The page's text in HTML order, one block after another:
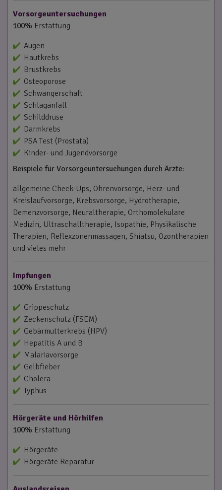
Vorsorgeuntersuchungen
100% Erstattung
Augen
Hautkrebs
Brustkrebs
Osteoporose
Schwangerschaft
Schlaganfall
Schilddrüse
Darmkrebs
PSA Test (Prostata)
Kinder- und Jugendvorsorge
Beispiele für Vorsorgeuntersuchungen durch Ärzte:
allgemeine Check-Ups, Ohrenvorsorge, Herz- und
Kreislaufvorsorge, Krebsvorsorge, Hydrotherapie,
Demenzvorsorge, Neuraltherapie, Orthomolekulare
Medizin, Ultraschalltherapie, Isopathie, Physikalische
Therapien, Reflexzonenmassagen, Shiatsu, Ozontherapien
und vieles mehr
Impfungen
100% Erstattung
Grippeschutz
Zeckenschutz (FSEM)
Gebärmutterkrebs (HPV)
Hepatitis A und B
Malariavorsorge
Gelbfieber
Cholera
Typhus
Hörgeräte und Hörhilfen
100% Erstattung
Hörgeräte
Hörgeräte Reparatur